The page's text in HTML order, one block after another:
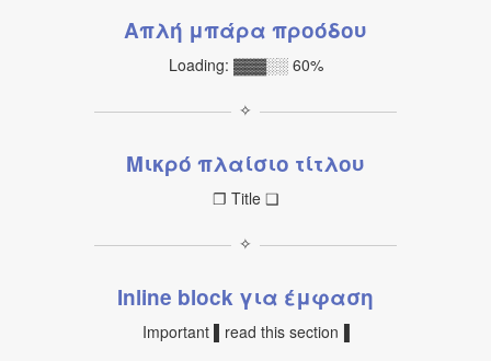
Απλή μπάρα προόδου
Loading: ▓▓▓░░ 60%
✧
Μικρό πλαίσιο τίτλου
❐ Title ❑
✧
Inline block για έμφαση
Important ▌read this section▐